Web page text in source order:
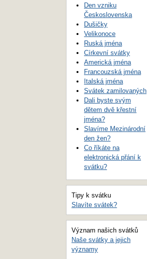
Den vzniku
Československa
Dušičky
Velikonoce
Ruská jména
Církevní svátky
Americká jména
Francouzská jména
Italská jména
Svátek zamilovaných
Dali byste svým
dětem dvě křestní
jména?
Slavíme Mezinárodní
den žen?
Co říkáte na
elektronická přání k
svátku?
Tipy k svátku
Slavíte svátek?
Význam našich svátků
Naše svátky a jejich
významy